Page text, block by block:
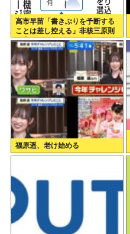
高市早苗「書きぶりを予断する
ことは差し控える」非核三原則
見直しについて
福原遥、老け始める